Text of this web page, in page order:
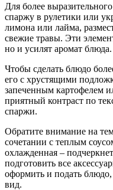
Для более
спаржу в рулетики или
лимона или лайма,
свежие травы. Эти
но и усилят аромат блюда.
Чтобы сделать блюдо
его с хрустящими
запеченным картофелем
приятный контраст по
спаржи.
Обратите внимание на
сочетании с теплым
охлажденная –
подготовить все
оформить и подать
вид.